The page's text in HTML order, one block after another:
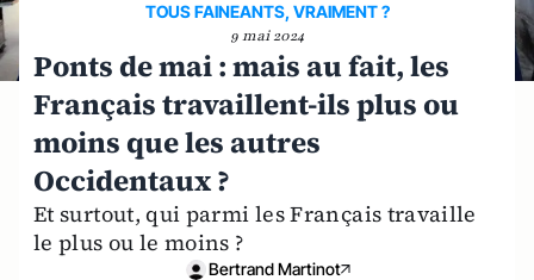
TOUS FAINEANTS, VRAIMENT ?
9 mai 2024
Ponts de mai : mais au fait, les
Français travaillent-ils plus ou
moins que les autres
Occidentaux ?
Et surtout, qui parmi les Français travaille
le plus ou le moins ?
Bertrand Martinot